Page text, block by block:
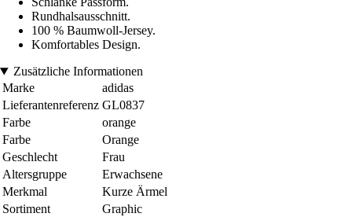
Rundhalsausschnitt.
100 % Baumwoll-Jersey.
Komfortables Design.
Zusätzliche Informationen
Marke
adidas
Lieferantenreferenz GL0837
Farbe
orange
Farbe
Orange
Geschlecht
Frau
Altersgruppe
Erwachsene
Merkmal
Kurze Ärmel
Sortiment
Graphic